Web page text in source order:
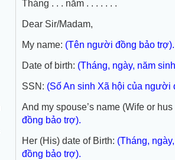
Tháng . . . năm . . . . . . .
Dear Sir/Madam,
My name: (Tên người đồng bảo trợ).
Date of birth: (Tháng, ngày, năm
SSN: (Số An sinh Xã hội của người
And my spouse’s name (Wife or
đồng bảo trợ).
Her (His) date of Birth: (Tháng,
đồng bảo trợ).